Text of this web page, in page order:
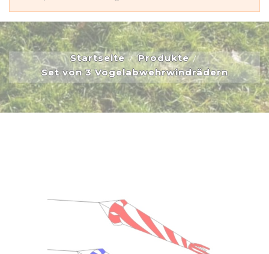
Startseite
Produkte
Set von 3 Vogelabwehrwindrädern